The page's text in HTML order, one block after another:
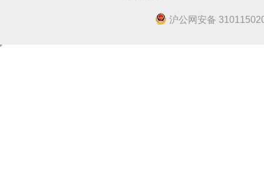
沪公网安备